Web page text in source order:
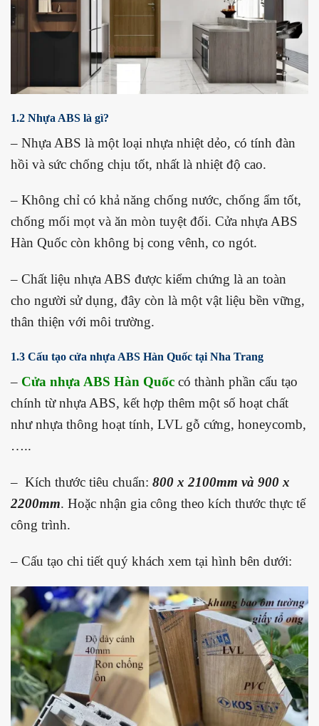
1.2 Nhựa ABS là gì?
– Nhựa ABS là một loại nhựa nhiệt dẻo, có tính đàn
hồi và sức chống chịu tốt, nhất là nhiệt độ cao.
– Không chỉ có khả năng chống nước, chống ẩm tốt,
chống mối mọt và ăn mòn tuyệt đối. Cửa nhựa ABS
Hàn Quốc còn không bị cong vênh, co ngót.
– Chất liệu nhựa ABS được kiểm chứng là an toàn
cho người sử dụng, đây còn là một vật liệu bền vững,
thân thiện với môi trường.
1.3 Cấu tạo cửa nhựa ABS Hàn Quốc tại Nha Trang
– Cửa nhựa ABS Hàn Quốc có thành phần cấu tạo
chính từnhựa ABS, kết hợp thêm một số hoạt chất
như nhựa thông hoạt tính, LVL gỗ cứng, honeycomb,
…..
– Kích thước tiêu chuẩn: 800 x 2100mm và 900 x
2200mm. Hoặc nhận gia công theo kích thước thực tế
công trình.
– Cấu tạo chi tiết quý khách xem tại hình bên dưới: